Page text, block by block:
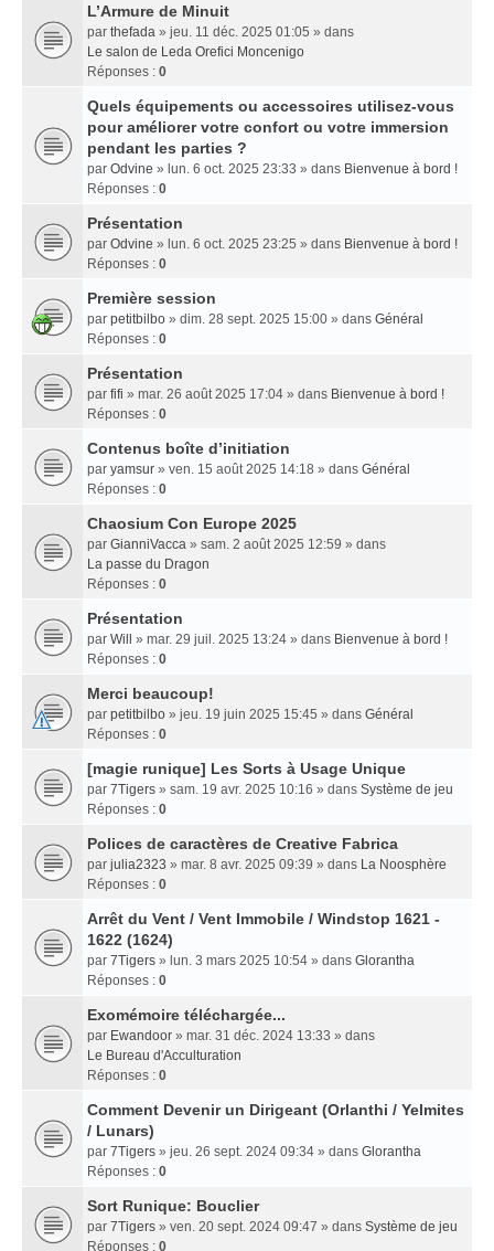
L’Armure de Minuit
par thefada » jeu. 11 déc. 2025 01:05 » dans
Le salon de Leda Orefici Moncenigo
Réponses : 0
Quels équipements ou accessoires utilisez-vous
pour améliorer votre confort ou votre immersion
pendant les parties ?
par Odvine » lun. 6 oct. 2025 23:33 » dans Bienvenue à bord !
Réponses : 0
Présentation
par Odvine » lun. 6 oct. 2025 23:25 » dans Bienvenue à bord !
Réponses : 0
Première session
par petitbilbo » dim. 28 sept. 2025 15:00 » dans Général
Réponses : 0
Présentation
par fifi » mar. 26 août 2025 17:04 » dans Bienvenue à bord !
Réponses : 0
Contenus boîte d’initiation
par yamsur » ven. 15 août 2025 14:18 » dans Général
Réponses : 0
Chaosium Con Europe 2025
par GianniVacca » sam. 2 août 2025 12:59 » dans
La passe du Dragon
Réponses : 0
Présentation
par Will » mar. 29 juil. 2025 13:24 » dans Bienvenue à bord !
Réponses : 0
Merci beaucoup!
par petitbilbo » jeu. 19 juin 2025 15:45 » dans Général
Réponses : 0
[magie runique] Les Sorts à Usage Unique
par 7Tigers » sam. 19 avr. 2025 10:16 » dans Système de jeu
Réponses : 0
Polices de caractères de Creative Fabrica
par julia2323 » mar. 8 avr. 2025 09:39 » dans La Noosphère
Réponses : 0
Arrêt du Vent / Vent Immobile / Windstop 1621 -
1622 (1624)
par 7Tigers » lun. 3 mars 2025 10:54 » dans Glorantha
Réponses : 0
Exomémoire téléchargée...
par Ewandoor » mar. 31 déc. 2024 13:33 » dans
Le Bureau d'Acculturation
Réponses : 0
Comment Devenir un Dirigeant (Orlanthi / Yelmites
/ Lunars)
par 7Tigers » jeu. 26 sept. 2024 09:34 » dans Glorantha
Réponses : 0
Sort Runique: Bouclier
par 7Tigers » ven. 20 sept. 2024 09:47 » dans Système de jeu
Réponses : 0